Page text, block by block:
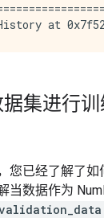
集进行
您已经了解了如
当数据作为